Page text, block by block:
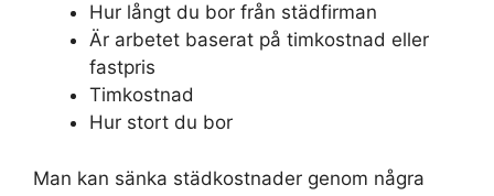
Hur långt du bor från städfirman
Är arbetet baserat på timkostnad eller
fastpris
Timkostnad
Hur stort du bor
Man kan sänka städkostnader genom några